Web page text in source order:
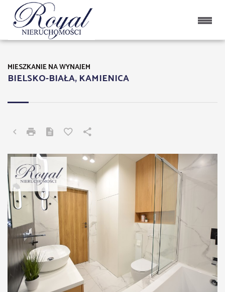
BIELSKO-BIAŁA, KAMIENICA
MIESZKANIE NA WYNAJEM